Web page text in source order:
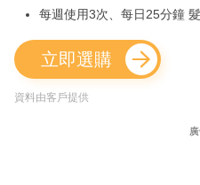
每週使用3次、每日25分鐘
立即選購
資料由客戶提供